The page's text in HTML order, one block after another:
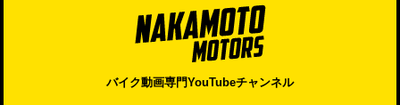
バイク動画専門YouTubeチャンネル